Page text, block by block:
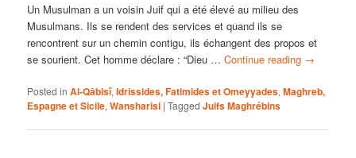
Un Musulman a un voisin Juif qui a été élevé au milieu des
Musulmans. Ils se rendent des services et quand ils se
rencontrent sur un chemin contigu, ils échangent des propos et
se sourient. Cet homme déclare : “Dieu …Continue reading →
Posted in Al-Qâbisî,Idrissides, Fatimides et Omeyyades,Maghreb,
Espagne et Sicile,Wansharisi |Tagged Juifs Maghrébins